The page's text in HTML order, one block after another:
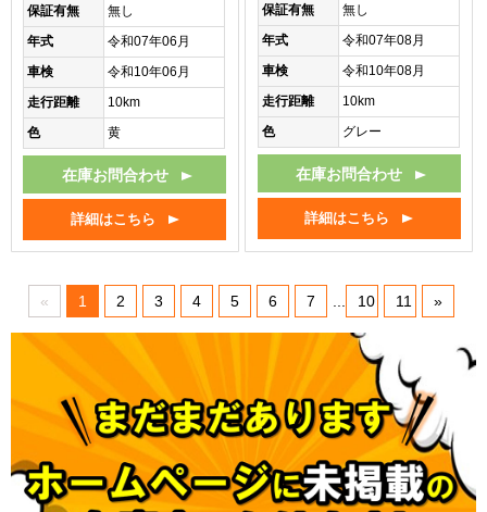
保証有無
無し
年式
令和07年06月
車検
令和10年06月
走行距離
10km
色
黄
在庫お問合わせ
詳細はこちら
保証有無
無し
年式
令和07年08月
車検
令和10年08月
走行距離
10km
色
グレー
在庫お問合わせ
詳細はこちら
« 1 2 3 4 5 6 7 10 11 »